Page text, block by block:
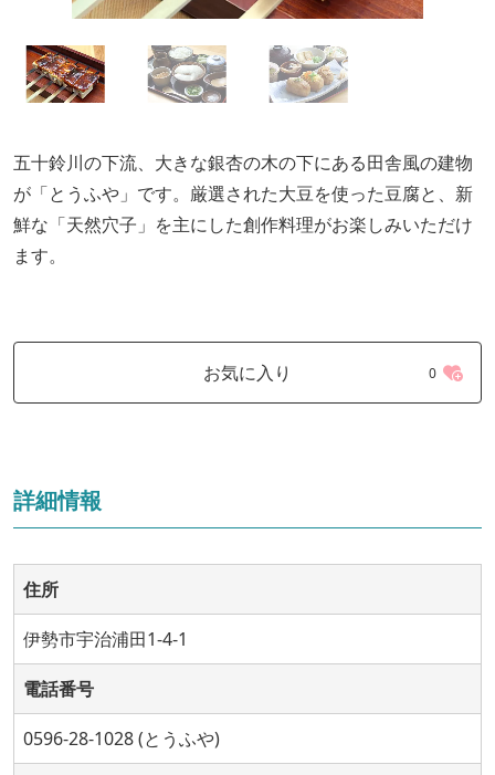
五十鈴川の下流、大きな銀杏の木の下にある田舎風の建物
が「とうふや」です。厳選された大豆を使った豆腐と、新
鮮な「天然穴子」を主にした創作料理がお楽しみいただけ
ます。
お気に入り 0
詳細情報
住所
伊勢市宇治浦田1-4-1
電話番号
0596-28-1028 (とうふや)